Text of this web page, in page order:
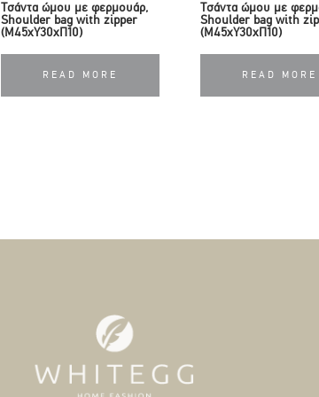
Τσάντα ώμου με φερμουάρ,
Shoulder bag with zipper
(Μ45xY30xΠ10)
READ MORE
Τσάντα ώμου με
Shoulder bag with
(Μ45xY30xΠ10)
READ MORE